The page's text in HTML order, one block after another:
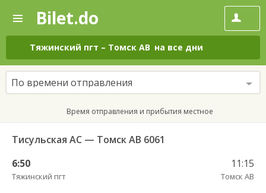
—
Поиск
и
покупка
билетов
на
автобус
онлайн
Bilet.do
Тяжинский пгт – Томск АВ на все дни
По времени отправления
Время отправления и прибытия местное
Тисульская АС — Томск АВ 6061
6:50
Тяжинский пгт
11:15
Томск АВ